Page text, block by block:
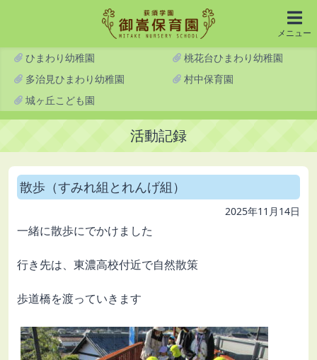
メニュー
ひまわり幼稚園
桃花台ひまわり幼稚園
多治見ひまわり幼稚園
村中保育園
城ヶ丘こども園
活動記録
散歩（すみれ組とれんげ組）
2025年11月14日
一緒に散歩にでかけました
行き先は、東濃高校付近で自然散策
歩道橋を渡っていきます